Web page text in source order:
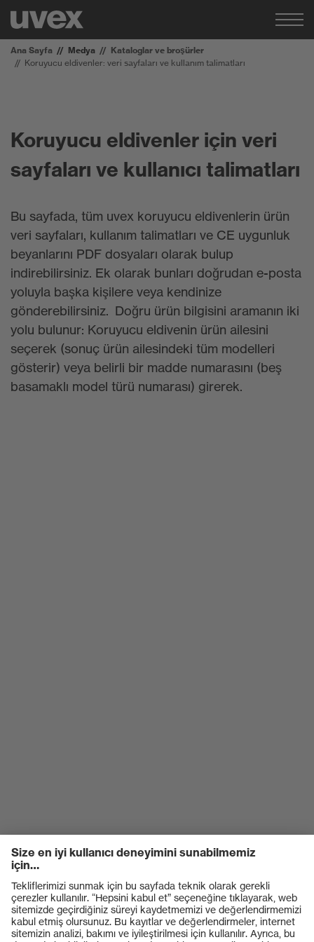
Ana Sayfa Medya
Kataloglar ve broşürler
Koruyucu eldivenler: veri sayfaları ve kullanım talimatları
Koruyucu eldivenler için veri
sayfaları ve kullanıcı talimatları
Bu sayfada, tüm uvex koruyucu eldivenlerin ürün
veri sayfaları, kullanım talimatları ve CE uygunluk
beyanlarını PDF dosyaları olarak bulup
indirebilirsiniz. Ek olarak bunları doğrudan e-posta
yoluyla başka kişilere veya kendinize
gönderebilirsiniz. Doğru ürün bilgisini aramanın iki
yolu bulunur: Koruyucu eldivenin ürün ailesini
seçerek (sonuç ürün ailesindeki tüm modelleri
gösterir) veya belirli bir madde numarasını (beş
basamaklı model türü numarası) girerek.